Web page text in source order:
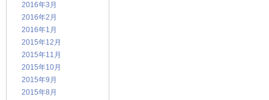
2016年3月
2016年2月
2016年1月
2015年12月
2015年11月
2015年10月
2015年9月
2015年8月